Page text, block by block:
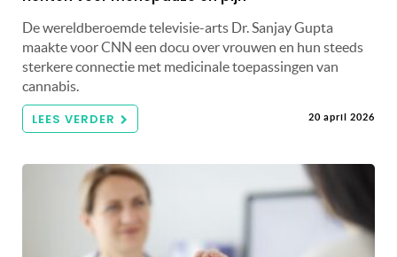
De wereldberoemde televisie-arts Dr. Sanjay Gupta
maakte voor CNN een docu over vrouwen en hun steeds
sterkere connectie met medicinale toepassingen van
cannabis.
LEES VERDER 20 april 2026